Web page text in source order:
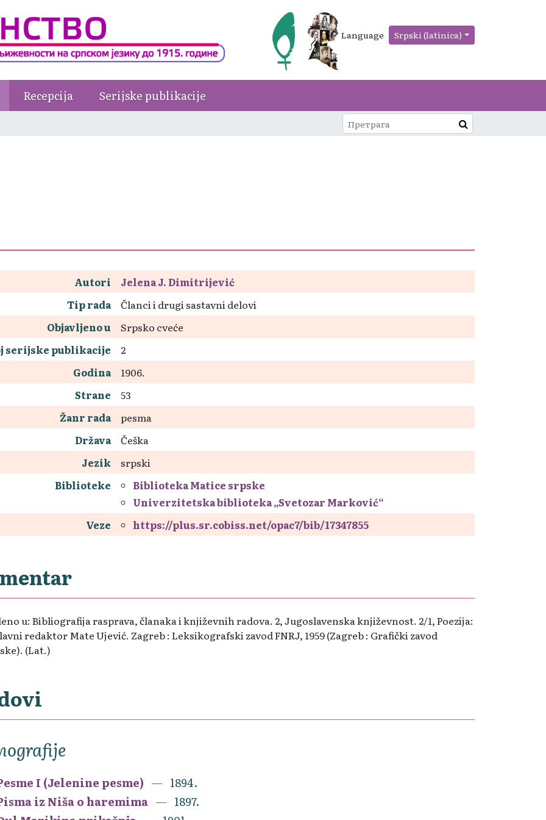
Language Srpski (latinica)
Recepcija Serijske publikacije
Autori
Jelena J. Dimitrijević
Tip rada
Članci i drugi sastavni delovi
Objavljeno u
Srpsko cveće
serijske publikacije
2
Godina
1906.
Strane
53
Žanr rada
pesma
Država
Češka
Jezik
srpski
Biblioteke
Biblioteka Matice srpske
Univerzitetska biblioteka „Svetozar Marković“
Veze
https://plus.sr.cobiss.net/opac7/bib/17347855
u: Bibliografija rasprava, članaka i književnih radova. 2, Jugoslavenska književnost. 2/1, Poezija:
redaktor Mate Ujević. Zagreb : Leksikografski zavod FNRJ, 1959 (Zagreb : Grafički zavod
(Lat.)
I (Jelenine pesme)
1894.
iz Niša o haremima
1897.